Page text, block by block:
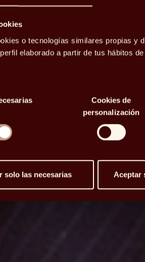
o tecnologías similares propias y
elaborado a partir de tus hábitos
Cookies de
personalización
solo las necesarias Aceptar
y
de ida y